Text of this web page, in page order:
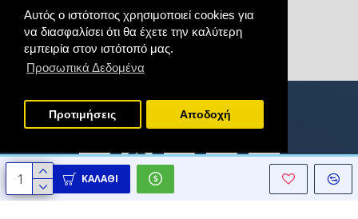
Αυτός ο ιστότοπος χρησιμοποιεί cookies για
να διασφαλίσει ότι θα έχετε την καλύτερη
εμπειρία στον ιστότοπό μας.
Προσωπικά Δεδομένα
Προτιμήσεις Aποδοχή
ΚΑΛΆΘΙ
Χάρτης Ιστότοπου
Κατασκευαστές
Copyright © 2021 - 2025, Homeart, All Rights Reserved